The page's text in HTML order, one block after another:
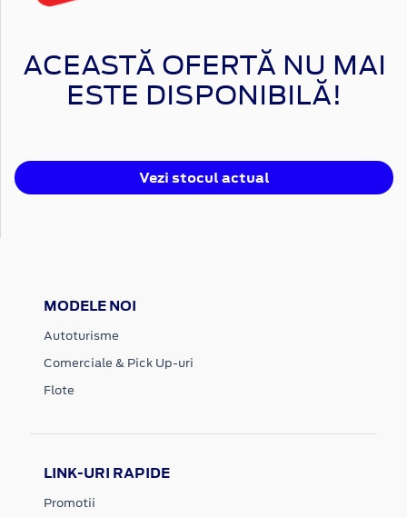
ACEASTĂ OFERTĂ NU MAI
ESTE DISPONIBILĂ!
Vezi stocul actual
MODELE NOI
Autoturisme
Comerciale & Pick Up-uri
Flote
LINK-URI RAPIDE
Promotii